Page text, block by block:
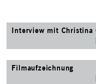
Interview mit Christina
Filmaufzeichnung